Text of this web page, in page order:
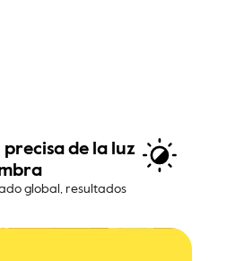
de la luz
global, resultados